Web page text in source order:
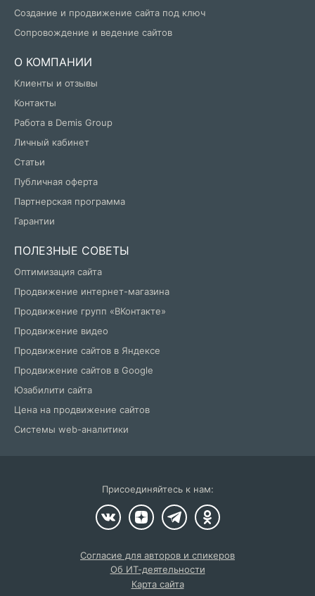
Создание и продвижение сайта под ключ
Сопровождение и ведение сайтов
О КОМПАНИИ
Клиенты и отзывы
Контакты
Работа в Demis Group
Личный кабинет
Статьи
Публичная оферта
Партнерская программа
Гарантии
ПОЛЕЗНЫЕ СОВЕТЫ
Оптимизация сайта
Продвижение интернет-магазина
Продвижение групп «ВКонтакте»
Продвижение видео
Продвижение сайтов в Яндексе
Продвижение сайтов в Google
Юзабилити сайта
Цена на продвижение сайтов
Системы web-аналитики
Присоединяйтесь к нам:
Карта сайта
Об ИТ-деятельности
Согласие для авторов и спикеров